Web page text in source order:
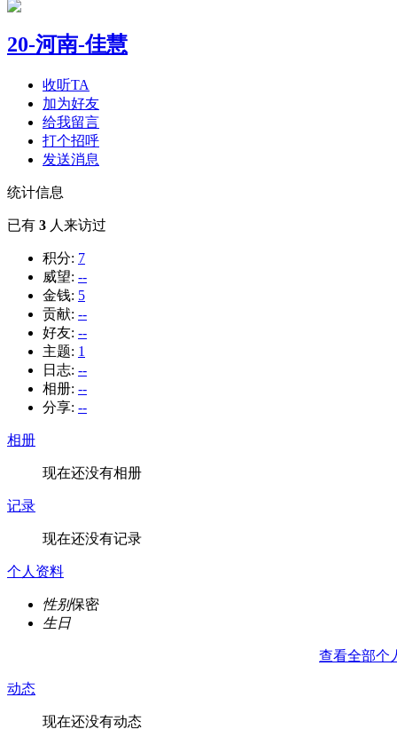
20-河南-佳慧
收听TA
加为好友
给我留言
打个招呼
发送消息
统计信息
已有 3 人来访过
积分: 7
威望: --
金钱: 5
贡献: --
好友: --
主题: 1
日志: --
相册: --
分享: --
相册
现在还没有相册
记录
现在还没有记录
个人资料
性别保密
生日
查看全部个
动态
现在还没有动态